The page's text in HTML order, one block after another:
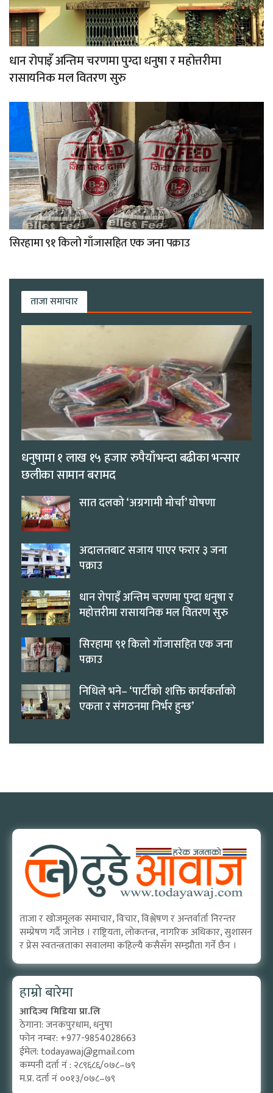
धान रोपाइँ अन्तिम चरणमा पुग्दा धनुषा र महोत्तरीमा
रासायनिक मल वितरण सुरु
सिरहामा ९१ किलो गाँजासहित एक जना पक्राउ
ताजा समाचार
धनुषामा १ लाख १५ हजार रुपैयाँभन्दा बढीका भन्सार
छलीका सामान बरामद
सात दलको ‘अग्रगामी मोर्चा’ घोषणा
अदालतबाट सजाय पाएर फरार ३ जना
पक्राउ
धान रोपाइँ अन्तिम चरणमा पुग्दा धनुषा र
महोत्तरीमा रासायनिक मल वितरण सुरु
सिरहामा ९१ किलो गाँजासहित एक जना
पक्राउ
निधिले भने– ‘पार्टीको शक्ति कार्यकर्ताको
एकता र संगठनमा निर्भर हुन्छ’
ताजा र खोजमूलक समाचार, विचार, विश्लेषण र अन्तर्वार्ता निरन्तर
सम्प्रेषण गर्दै जानेछ । राष्ट्रियता, लोकतन्त्र, नागरिक अधिकार, सुशासन
र प्रेस स्वतन्त्रताका सवालमा कहिल्यै कसैसँग सम्झौता गर्ने छैन ।
हाम्रो बारेमा
आदिज्य मिडिया प्रा.लि
ठेगाना: जनकपुरधाम, धनुषा
फोन नम्बर: +977-9854028663
ईमेल: todayawaj@gmail.com
कम्पनी दर्ता नं : २८९६८६/०७८–७९
म.प्र. दर्ता नं ००१३/०७८–७९